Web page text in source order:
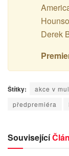
Derek
Štítky: akce v
předpremiéra
Související